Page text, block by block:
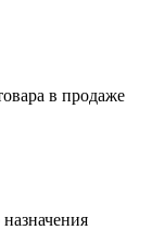
в продаже